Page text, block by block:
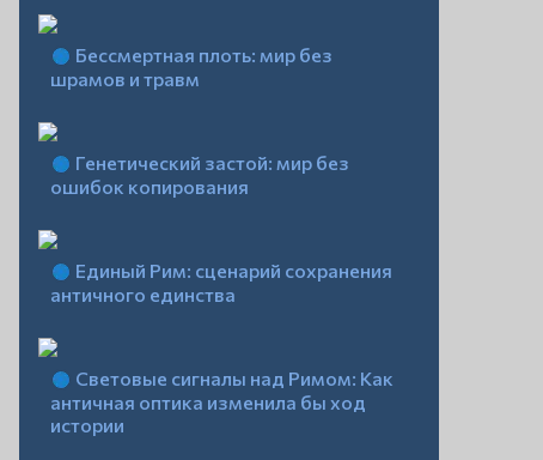
Бессмертная плоть: мир без
шрамов и травм
Генетический застой: мир без
ошибок копирования
Единый Рим: сценарий сохранения
античного единства
Световые сигналы над Римом: Как
античная оптика изменила бы ход
истории